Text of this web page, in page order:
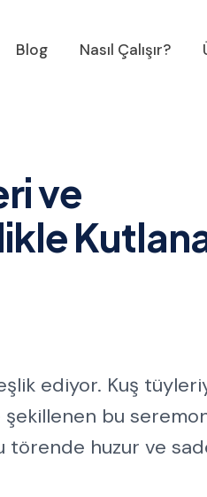
Blog Nasıl Çalışır?
ve
ediyor. Kuş
şekillenen bu
törende huzur ve